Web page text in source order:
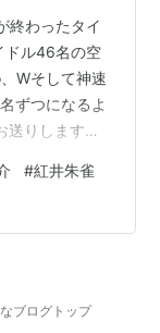
終わったタイ
ドル46名の空
Wそして神速
ずつになるよ
送りします。
す。筆がのっ
なのでトップ
全員について
って欲しい
#紅井朱雀
ブログトップ